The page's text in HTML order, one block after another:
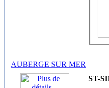
AUBERGE SUR MER
ST-